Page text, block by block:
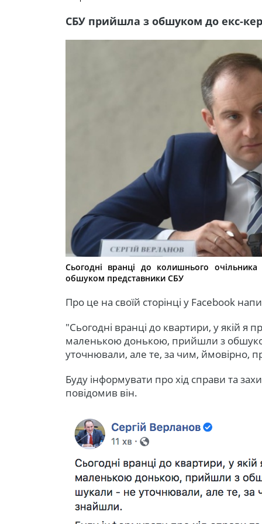
СБУ прийшла з обшуком до екс-
Сьогодні вранці до колишнього
обшуком представники СБУ
Про це на своїй сторінці у Facebook
"Сьогодні вранці до квартири, у якій
маленькою донькою, прийшли з
уточнювали, але те, за чим, ймовірно,
Буду інформувати про хід справи та
повідомив він.